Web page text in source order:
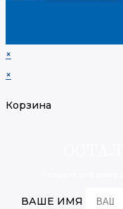
×
×
Корзина
ВАШЕ ИМЯ